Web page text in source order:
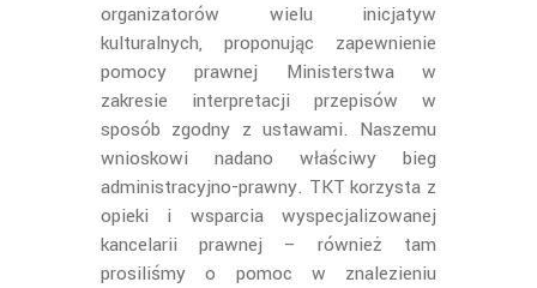
organizatorów wielu inicjatyw
kulturalnych, proponując zapewnienie
pomocy prawnej Ministerstwa w
zakresie interpretacji przepisów w
sposób zgodny z ustawami. Naszemu
wnioskowi nadano właściwy bieg
administracyjno-prawny. TKT korzysta z
opieki i wsparcia wyspecjalizowanej
kancelarii prawnej – również tam
prosiliśmy o pomoc w znalezieniu